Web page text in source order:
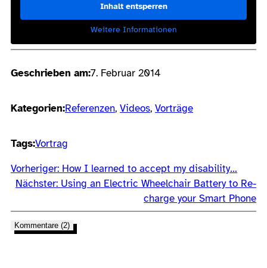
Inhalt entsperren
Weitere Informationen
Geschrieben am:7. Februar 2014
Kategorien:Referenzen, Videos, Vorträge
Tags:Vortrag
Vorheriger: How I learned to accept my disability…
Nächster: Using an Electric Wheelchair Battery to Re-
charge your Smart Phone
Kommentare (2)